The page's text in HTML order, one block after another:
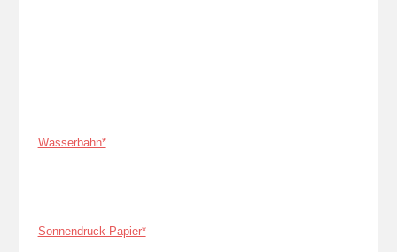
Wasserbahn*
Sonnendruck-Papier*